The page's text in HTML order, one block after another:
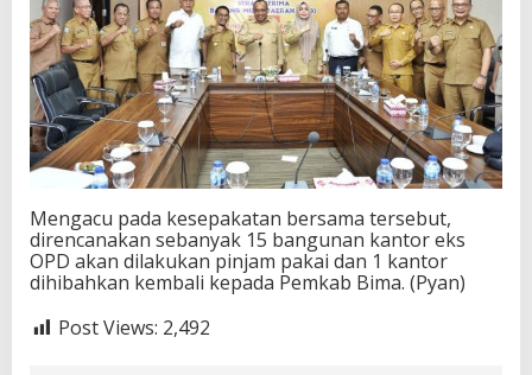
Mengacu pada kesepakatan bersama tersebut,
direncanakan sebanyak 15 bangunan kantor eks
OPD akan dilakukan pinjam pakai dan 1 kantor
dihibahkan kembali kepada Pemkab Bima. (Pyan)
Post Views: 2,492